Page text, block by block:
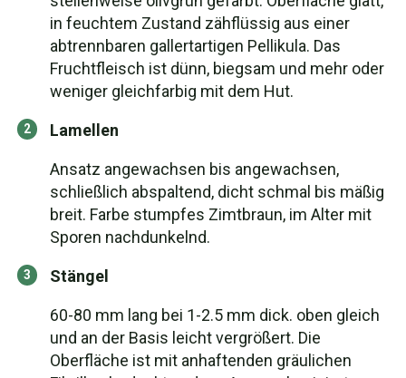
in feuchtem Zustand zähflüssig aus einer
abtrennbaren gallertartigen Pellikula. Das
Fruchtfleisch ist dünn, biegsam und mehr oder
weniger gleichfarbig mit dem Hut.
Lamellen
Ansatz angewachsen bis angewachsen,
schließlich abspaltend, dicht schmal bis mäßig
breit. Farbe stumpfes Zimtbraun, im Alter mit
Sporen nachdunkelnd.
Stängel
60-80 mm lang bei 1-2.5 mm dick. oben gleich
und an der Basis leicht vergrößert. Die
Oberfläche ist mit anhaftenden gräulichen